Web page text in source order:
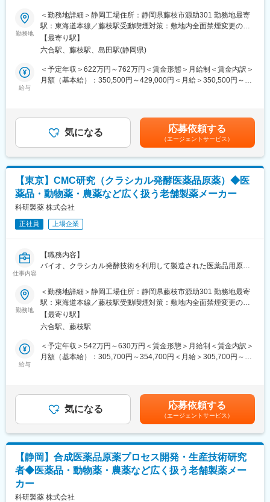
・自社製品を使った検査を実施し、正しい結果が得られない場合
は技術的フォローを実施
・製品の品質・結果の信頼性を支える顧客対応で、研究現場の課
題解決をサポート
試用期間3ヶ月間は知識習得フェーズとして、外勤は行わず電話や
・研究職や技術職と密に連携する営業チーム
・少数精鋭で穏やかな雰囲気、知識を共有し合う文化
■魅力
◎研究成果を支える社会的意義の高い仕事
研究者の挑戦を支援することで、人々の健康やアンチエイジング
研究の発展に貢献。
◎営業と研究をつなぐ“学術営業”という専門性
科学的知見を活かして課題を解決し、研究成果を実現に導く。営
◎安定と働きやすさを両立
アンテスグループの安定基盤のもと、土日祝休・残業ほぼなし・
■分析法技術移転の移転先としての業務
■試験検査に関わる記録類の作成・確認・承認
■各種安定性試験の計画・報告
■逸脱管理、規格外試験結果（OOS）・トレンド外結果（OOT）
調査、変更管理等の各種GMP文書の作成・確認・承認
■規制等の教育・訓練の推進
■試験検査機器の維持管理
■在籍人数：54名（うち派遣社員13名）
■採用ポジション：実務担当者又はリーダークラスを想定しており
当社は1948年に財団法人理化学研究所を前身として設立された研
究開発型の製薬企業です。日本初の外用爪白癬治療剤「クレナフ
ィン」、関節機能改善剤「アルツ」など日本初・世界初となるユ
ニークな製品の提供を通して、患者さんのクオリティ・オブ・ラ
イフの向上に努め、人々がより良い人生を送るウェルビーイング
への貢献に注力しています。
【戦略・ビジョン】
最先端の製品で、『最優』の成果をつくる。世界に存在感を示す
製薬会社になることが私たちのめざす未来です。日本・アメリ
レナフィン」を、現在はアジアを中心に海外展開しています。
変更の範囲：会社の定める業務
勤務地
＜勤務地詳細＞静岡工場住所：静岡県藤枝市源助301 勤務地最寄
駅：東海道本線／藤枝駅受動喫煙対策：敷地内全面禁煙変更の範
囲：会社の定める事業所
【最寄り駅】
六合駅、藤枝駅、島田駅(静岡県)
給与
＜予定年収＞622万円～762万円＜賃金形態＞月給制＜賃金内訳＞
月額（基本給）：350,500円～429,000円＜月給＞350,500円～
を通じて上下する可能性があります。月給(月額)は固定手当を含め
た表記です。気になる 応募依頼する
（エージェントサービス）
【東京】CMC研究（クラシカル発酵医薬品原薬）◆医
薬品・動物薬・農薬など広く扱う老舗製薬メーカー
科研製薬 株式会社
正社員 上場企業
仕事内容
【職務内容】
バイオ、クラシカル発酵技術を利用して製造された医薬品用原薬
及びコスト低減を目的とした生産技術研究、新規医薬品用原薬に
関するCMC業務をお任せします。
【職務内容詳細】
■生産用微生物の維持改良、製造法の改良によるコスト低減、工場
で発生した諸課題に対する技術支援、医薬品候補（原薬）の評価
及び上市へ向けた研究開発
最先端の製品で、『最優』の成果をつくる。世界に存在感を示す
製薬会社になることが私たちのめざす未来です。日本・アメリ
カ・カナダにおいて共同開発された日本初外用爪白癬治療剤「ク
【社風・風土】
同社の前身は大正時代に設立された理化学研究所。その頃から受
け継がれた真摯で探究心旺盛な風土は今でも変わることはありま
戦」を念頭に、社員の意欲的な自己啓発に対しても、積極的にサ
勤務地
＜勤務地詳細＞静岡工場住所：静岡県藤枝市源助301 勤務地最寄
駅：東海道本線／藤枝駅受動喫煙対策：敷地内全面禁煙変更の範
囲：会社の定める事業所
【最寄り駅】
六合駅、藤枝駅
給与
＜予定年収＞542万円～630万円＜賃金形態＞月給制＜賃金内訳＞
月額（基本給）：305,700円～354,700円＜月給＞305,700円～
実績：6ヶ月分） 賃金はあくまでも目安の金額であり、選考を通
じて上下する可能性があります。月給(月額)は固定手当を含めた表
記です。
気になる 応募依頼する
（エージェントサービス）
【静岡】合成医薬品原薬プロセス開発・生産技術研究
者◆医薬品・動物薬・農薬など広く扱う老舗製薬メー
カー
科研製薬 株式会社